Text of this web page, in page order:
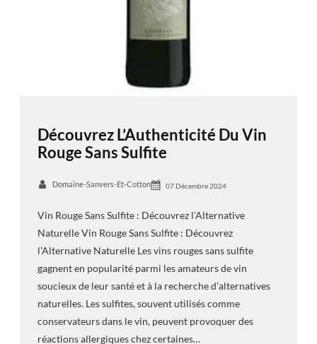
Découvrez L’Authenticité Du Vin
Rouge Sans Sulfite
Domaine-Sanvers-Et-Cotton 07 Décembre 2024
Vin Rouge Sans Sulfite : Découvrez l’Alternative
Naturelle Vin Rouge Sans Sulfite : Découvrez
l’Alternative Naturelle Les vins rouges sans sulfite
gagnent en popularité parmi les amateurs de vin
soucieux de leur santé et à la recherche d’alternatives
naturelles. Les sulfites, souvent utilisés comme
conservateurs dans le vin, peuvent provoquer des
réactions allergiques chez certaines…